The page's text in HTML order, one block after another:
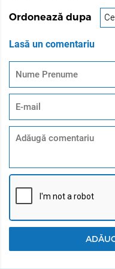
rezistenta. În plus,
booster profesional
excelente și de lungă
KERATIN INFUSION
părul în timpul
componenta
firul de par împreună
structura naturală a
mult decât atât,
părul din interior și
Micropigmenti - o
micropigmenților de
nuante de o intensitate
Compozitia optima
Ceara de albine și
cremozitate
Ordonează dupa
Lasă un comentariu